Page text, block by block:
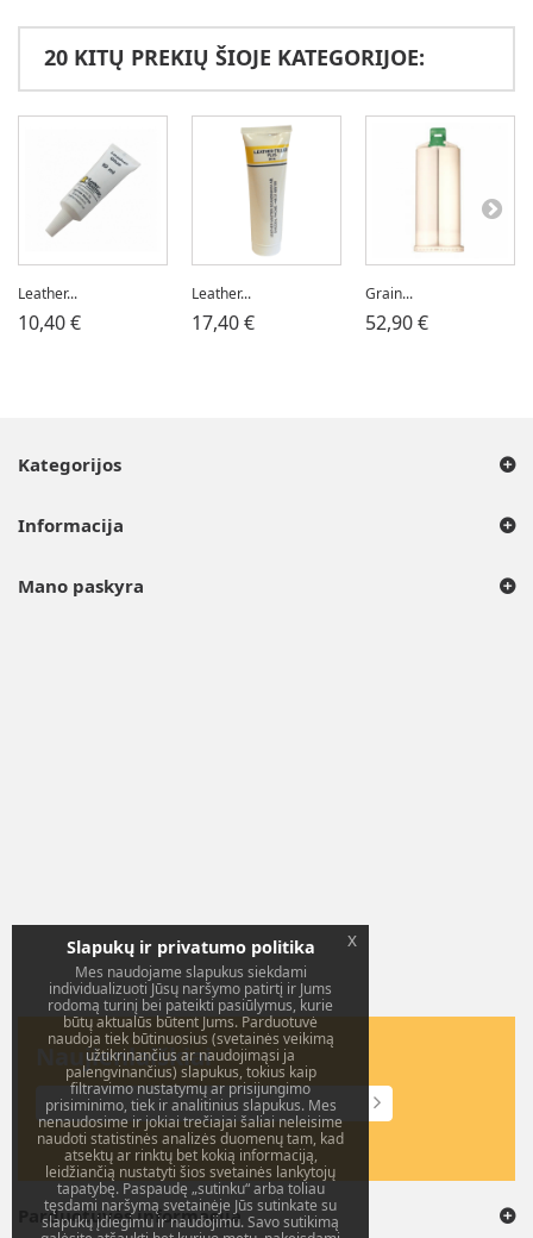
20 KITŲ PREKIŲ ŠIOJE KATEGORIJOE:
Leather...
10,40 €
Leather...
17,40 €
Grain...
52,90 €
Kategorijos
Informacija
Mano paskyra
Naujienlaiškiai
Parduotuvės informacija
Slapukų ir privatumo politika
Mes naudojame slapukus siekdami
individualizuoti Jūsų naršymo patirtį ir Jums
rodomą turinį bei pateikti pasiūlymus, kurie
būtų aktualūs būtent Jums. Parduotuvė
naudoja tiek būtinuosius (svetainės veikimą
užtikrinančius ar naudojimąsi ja
palengvinančius) slapukus, tokius kaip
filtravimo nustatymų ar prisijungimo
prisiminimo, tiek ir analitinius slapukus. Mes
nenaudosime ir jokiai trečiajai šaliai neleisime
naudoti statistinės analizės duomenų tam, kad
atsektų ar rinktų bet kokią informaciją,
leidžiančią nustatyti šios svetainės lankytojų
tapatybę. Paspaudę „sutinku“ arba toliau
tęsdami naršymą svetainėje Jūs sutinkate su
slapukų įdiegimu ir naudojimu. Savo sutikimą
x